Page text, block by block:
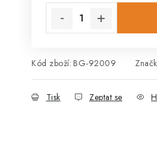
Kód zboží: BG-92009
Tisk Zeptat se